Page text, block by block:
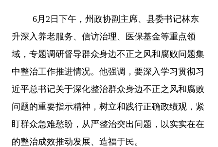
6月2日下午，州政协副主席、县委书记林东
升深入养老服务、信访治理、医保基金等重点领
域，专题调研督导群众身边不正之风和腐败问题集
中整治工作推进情况。他强调，要深入学习贯彻习
近平总书记关于深化整治群众身边不正之风和腐败
问题的重要指示精神，树立和践行正确政绩观，紧
盯群众急难愁盼，从严整治突出问题，以实实在在
的整治成效推动发展、造福于民。